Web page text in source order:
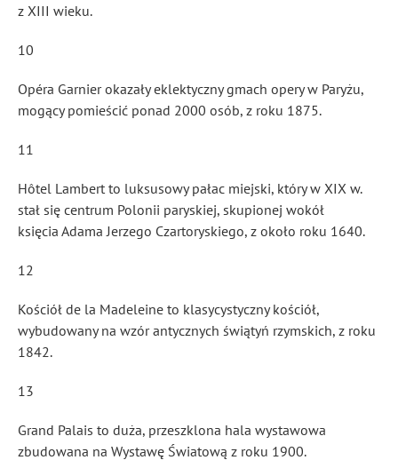
z XIII wieku.
10
Opéra Garnier okazały eklektyczny gmach opery w Paryżu,
mogący pomieścić ponad 2000 osób, z roku 1875.
11
Hôtel Lambert to luksusowy pałac miejski, który w XIX w.
stał się centrum Polonii paryskiej, skupionej wokół
księcia Adama Jerzego Czartoryskiego, z około roku 1640.
12
Kościół de la Madeleine to klasycystyczny kościół,
wybudowany na wzór antycznych świątyń rzymskich, z roku
1842.
13
Grand Palais to duża, przeszklona hala wystawowa
zbudowana na Wystawę Światową z roku 1900.